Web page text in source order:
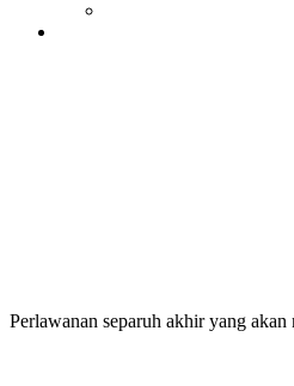
Perlawanan separuh akhir yang